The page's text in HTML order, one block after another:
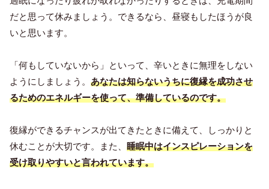
だと思って休みましょう。できるなら、昼寝もしたほうが良
いと思います。
「何もしていないから」といって、辛いときに無理をしない
ようにしましょう。 あなたは知らないうちに復縁を成功させ
るためのエネルギーを使って、準備しているのです。
復縁ができるチャンスが出てきたときに備えて、しっかりと
休むことが大切です。また、 睡眠中はインスピレーションを
受け取りやすいと言われています。